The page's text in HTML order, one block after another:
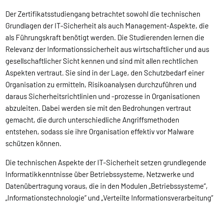
Der Zertifikatsstudiengang betrachtet sowohl die technischen
Grundlagen der IT-Sicherheit als auch Management-Aspekte, die
als Führungskraft benötigt werden. Die Studierenden lernen die
Relevanz der Informationssicherheit aus wirtschaftlicher und aus
gesellschaftlicher Sicht kennen und sind mit allen rechtlichen
Aspekten vertraut. Sie sind in der Lage, den Schutzbedarf einer
Organisation zu ermitteln, Risikoanalysen durchzuführen und
daraus Sicherheitsrichtlinien und -prozesse in Organisationen
abzuleiten. Dabei werden sie mit den Bedrohungen vertraut
gemacht, die durch unterschiedliche Angriffsmethoden
entstehen, sodass sie ihre Organisation effektiv vor Malware
schützen können.
Die technischen Aspekte der IT-Sicherheit setzen grundlegende
Informatikkenntnisse über Betriebssysteme, Netzwerke und
Datenübertragung voraus, die in den Modulen „Betriebssysteme“,
„Informationstechnologie“ und „Verteilte Informationsverarbeitung“